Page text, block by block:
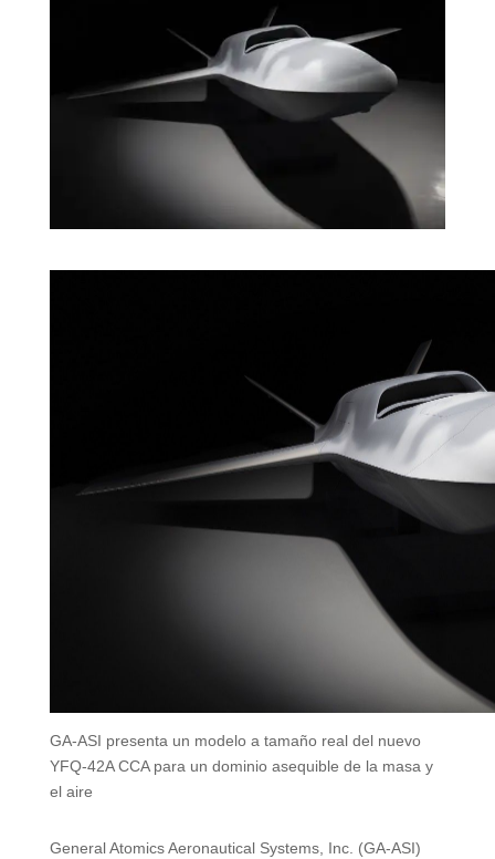
GA-ASI presenta un modelo a tamaño real del nuevo
YFQ-42A CCA para un dominio asequible de la masa y
el aire
General Atomics Aeronautical Systems, Inc. (GA-ASI)